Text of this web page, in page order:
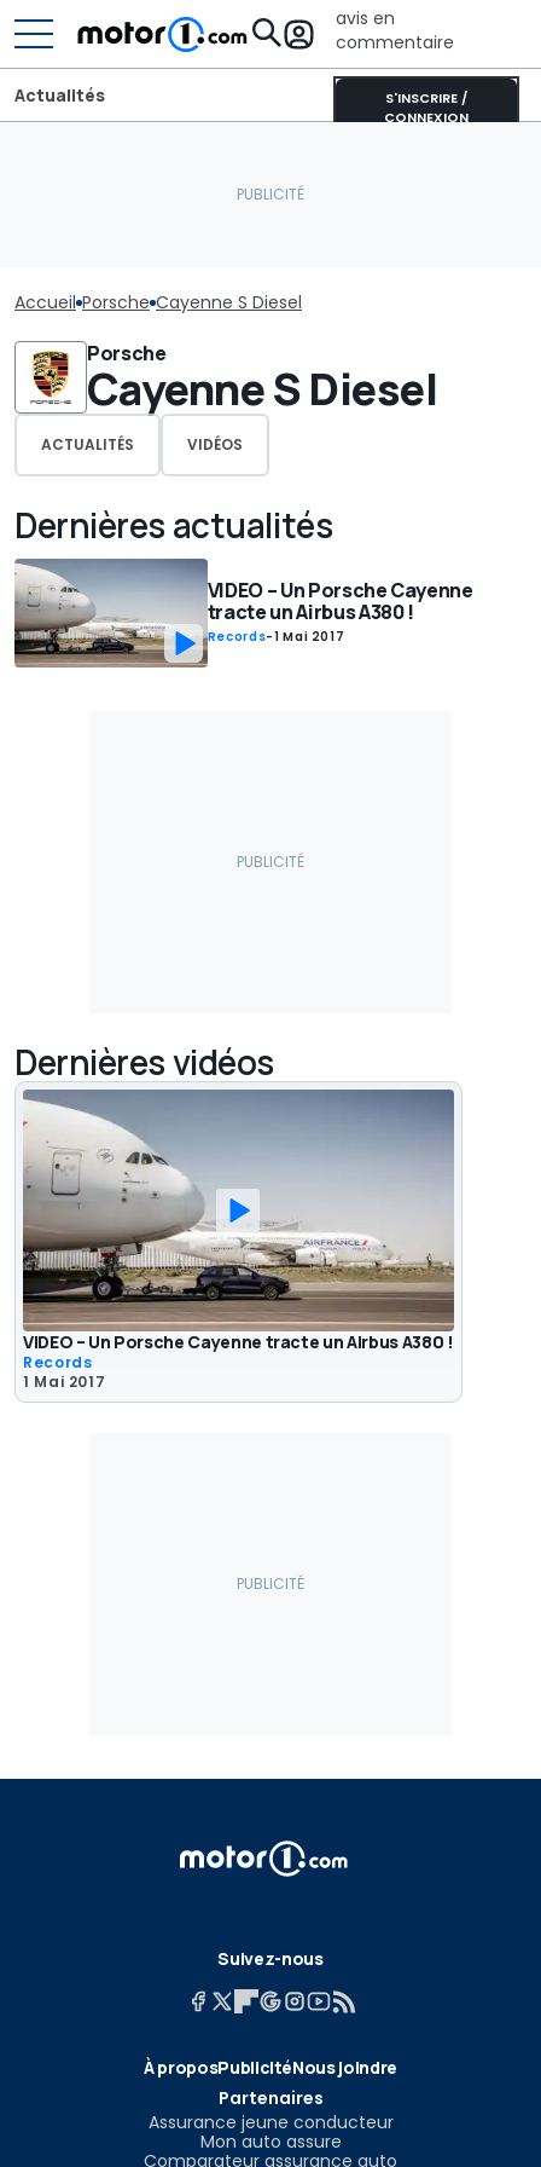
avis en
commentaire
S'INSCRIRE /
CONNEXION
Actualités
Accueil Porsche Cayenne S Diesel
Porsche
Cayenne S Diesel
ACTUALITÉS VIDÉOS
Dernières actualités
VIDEO – Un Porsche Cayenne
tracte un Airbus A380 !
Records-1 Mai 2017
Dernières vidéos
VIDEO – Un Porsche Cayenne tracte un Airbus A380 !
Records
1 Mai 2017
Suivez-nous
À proposPublicitéNous joindre
Partenaires
Assurance jeune conducteur
Mon auto assure
Comparateur assurance auto